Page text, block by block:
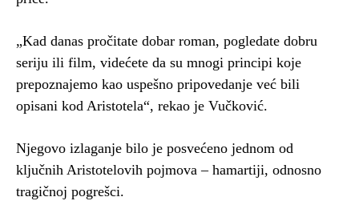
„Kad danas pročitate dobar roman, pogledate dobru
seriju ili film, videćete da su mnogi principi koje
prepoznajemo kao uspešno pripovedanje već bili
opisani kod Aristotela“, rekao je Vučković.
Njegovo izlaganje bilo je posvećeno jednom od
ključnih Aristotelovih pojmova – hamartiji, odnosno
tragičnoj pogrešci.